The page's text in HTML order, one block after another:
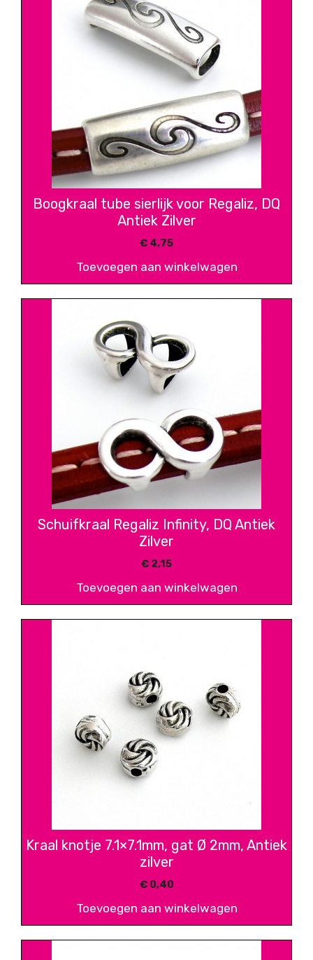
Boogkraal tube sierlijk voor Regaliz, DQ
Antiek Zilver
€ 4,75
Toevoegen aan winkelwagen
Schuifkraal Regaliz Infinity, DQ Antiek
Zilver
€ 2,15
Toevoegen aan winkelwagen
Kraal knotje 7.1×7.1mm, gat Ø 2mm, Antiek
zilver
€0,40
Toevoegen aan winkelwagen